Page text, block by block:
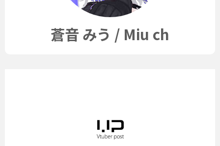
蒼音 みう / Miu ch